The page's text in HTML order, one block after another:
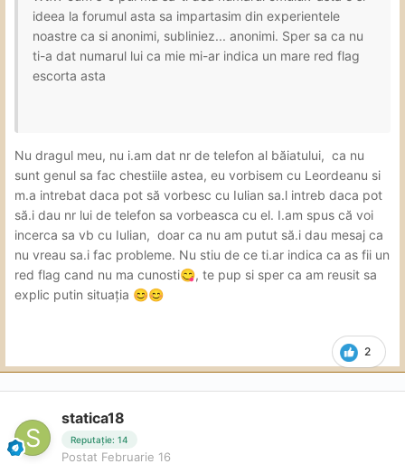
ideea la forumul asta sa impartasim din experientele
noastre ca si anonimi, subliniez... anonimi. Sper sa ca nu
ti-a dat numarul lui ca mie mi-ar indica un mare red flag
escorta asta
Nu dragul meu, nu i.am dat nr de telefon al băiatului, ca nu
sunt genul sa fac chestiile astea, eu vorbisem cu Leordeanu si
m.a intrebat daca pot să vorbesc cu Iulian sa.l intreb daca pot
să.i dau nr lui de telefon sa vorbeasca cu el. I.am spus că voi
incerca sa vb cu Iulian, doar ca nu am putut să.i dau mesaj ca
nu vreau sa.i fac probleme. Nu stiu de ce ti.ar indica ca as fii un
red flag cand nu ma cunosti😋, te pup si sper ca am reusit sa
explic putin situația 😊😊
2
statica18
Reputație: 14
Postat Februarie 16